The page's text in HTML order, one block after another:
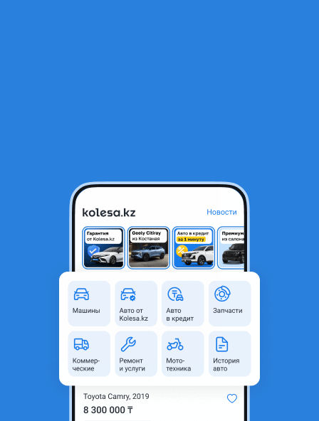
Суппорт радиатора телевизор Santafe 64101P6000 телевизор
Сантаф 64101-P6000
169 000 ₸
Алматы, Алматинская
область
Новая
Оригинальность
64101P6000 64101-P6000